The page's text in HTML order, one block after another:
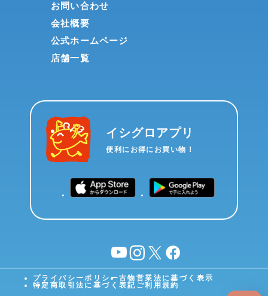
お問い合わせ
会社概要
公式ホームページ
店舗一覧
イシグロアプリ
便利にお得にお買い物！
YouTubeinstagram
X facebook
プライバシーポリシー古物営業法に基づく表示
特定商取引法に基づく表記 ご利用規約